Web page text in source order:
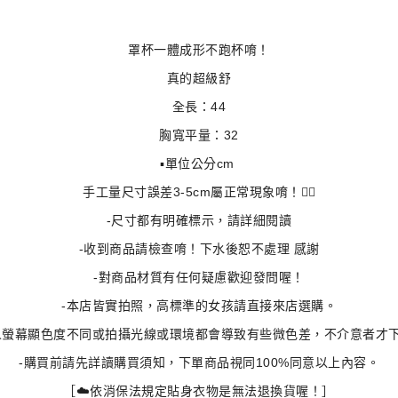
罩杯一體成形不跑杯唷！
真的超級舒
全長：44
胸寬平量：32
▪️單位公分cm
手工量尺寸誤差3-5cm屬正常現象唷！🙇‍♀️
-尺寸都有明確標示，請詳細閱讀
-收到商品請檢查唷！下水後恕不處理 感謝
-對商品材質有任何疑慮歡迎發問喔！
-本店皆實拍照，高標準的女孩請直接來店選購。
幕顯色度不同或拍攝光線或環境都會導致有些微色差，不介意者才
-購買前請先詳讀購買須知，下單商品視同100%同意以上內容。
［☁️依消保法規定貼身衣物是無法退換貨喔！］